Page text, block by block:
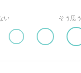
い そう思う